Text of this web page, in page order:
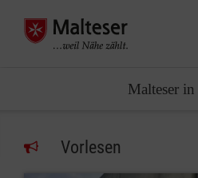
Malteser
Vorlesen